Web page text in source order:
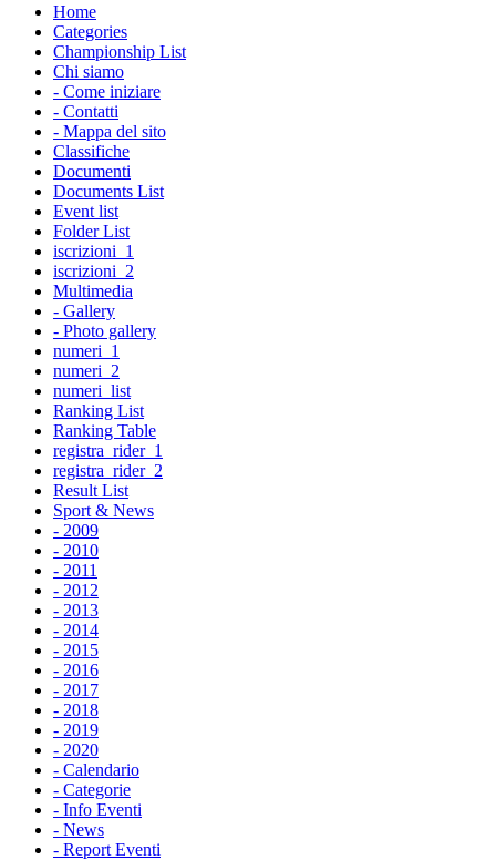
Home
Categories
Championship List
Chi siamo
- Come iniziare
- Contatti
- Mappa del sito
Classifiche
Documenti
Documents List
Event list
Folder List
iscrizioni_1
iscrizioni_2
Multimedia
- Gallery
- Photo gallery
numeri_1
numeri_2
numeri_list
Ranking List
Ranking Table
registra_rider_1
registra_rider_2
Result List
Sport & News
- 2009
- 2010
- 2011
- 2012
- 2013
- 2014
- 2015
- 2016
- 2017
- 2018
- 2019
- 2020
- Calendario
- Categorie
- Info Eventi
- News
- Report Eventi